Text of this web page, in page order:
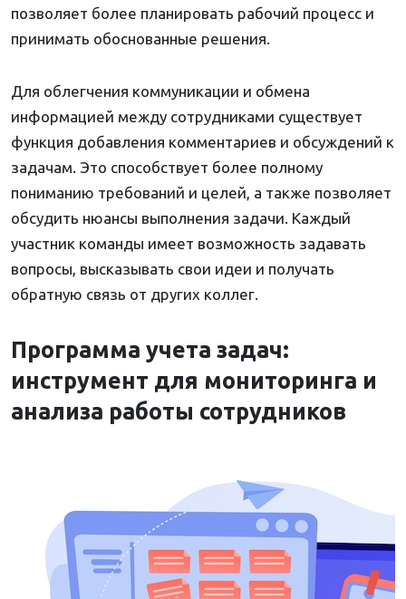
позволяет более планировать рабочий процесс и
принимать обоснованные решения.
Для облегчения коммуникации и обмена
информацией между сотрудниками существует
функция добавления комментариев и обсуждений к
задачам. Это способствует более полному
пониманию требований и целей, а также позволяет
обсудить нюансы выполнения задачи. Каждый
участник команды имеет возможность задавать
вопросы, высказывать свои идеи и получать
обратную связь от других коллег.
Программа учета задач:
инструмент для мониторинга и
анализа работы сотрудников